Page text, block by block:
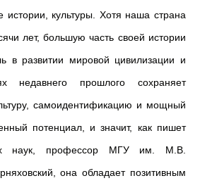
истории, культуры. Хотя наша страна
лет, большую часть своей истории
в развитии мировой цивилизации и
недавнего прошлого сохраняет
самоидентификацию и мощный
потенциал, и значит, как пишет
наук, профессор МГУ им. М.В.
она обладает позитивным